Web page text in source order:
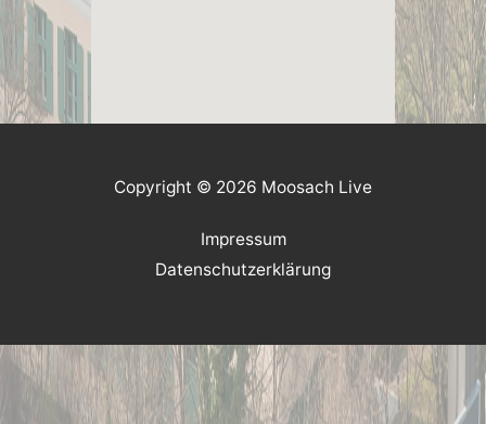
Copyright © 2026 Moosach Live
Impressum
Datenschutzerklärung